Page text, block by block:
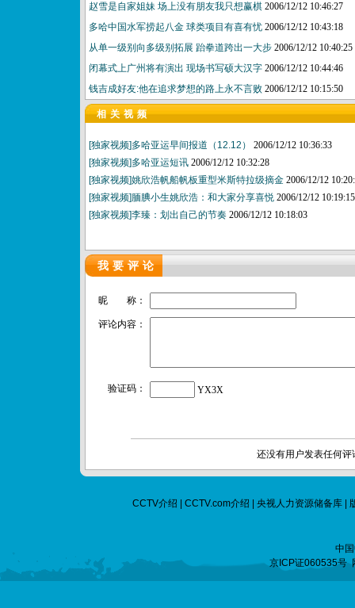
赵雪是自家姐妹 场上没有朋友我只想赢棋 2006/12/12 10:46:27
多哈中国水军捞起八金 球类项目有喜有忧 2006/12/12 10:43:18
从单一级别向多级别拓展 跆拳道跨出一大步 2006/12/12 10:40:25
闭幕式上广州将有演出 现场书写硕大汉字 2006/12/12 10:44:46
钱吉成好友:他在追求梦想的路上永不言败 2006/12/12 10:15:50
相关视频
[独家视频]多哈亚运早间报道（12.12） 2006/12/12 10:36:33
[独家视频]多哈亚运短讯 2006/12/12 10:32:28
[独家视频]姚欣浩帆船帆板重型米斯特拉级摘金 2006/12/12
[独家视频]腼腆小生姚欣浩：和大家分享喜悦 2006/12/12 10:19:15
[独家视频]李臻：划出自己的节奏 2006/12/12 10:18:03
我要评论
昵 称：
评论内容：
验证码： YX3X
还没有用户发表任何评
CCTV介绍 CCTV.com介绍 央视人力资源储备库
中
京ICP证060535号